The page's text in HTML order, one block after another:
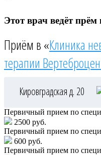
Этот врач ведёт
Приём в «Клиника
терапии
Кировградская д. 20
Первичный прием по
2500 руб.
Первичный прием по
600 руб.
Первичный прием по